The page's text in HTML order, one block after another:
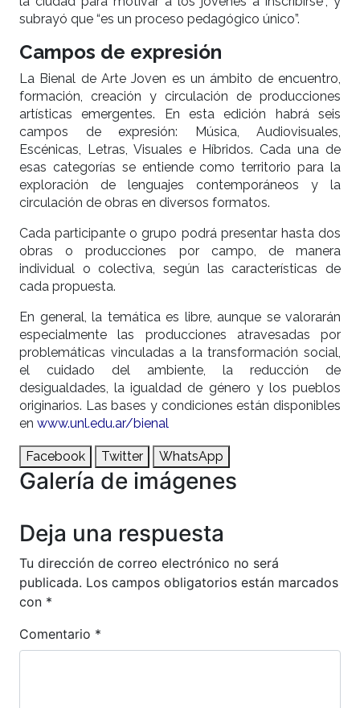
subrayó que “es un proceso pedagógico único”.
Campos de expresión
La Bienal de Arte Joven es un ámbito de encuentro,
formación, creación y circulación de producciones
artísticas emergentes. En esta edición habrá seis
campos de expresión: Música, Audiovisuales,
Escénicas, Letras, Visuales e Híbridos. Cada una de
esas categorías se entiende como territorio para la
exploración de lenguajes contemporáneos y la
circulación de obras en diversos formatos.
Cada participante o grupo podrá presentar hasta dos
obras o producciones por campo, de manera
individual o colectiva, según las características de
cada propuesta.
En general, la temática es libre, aunque se valorarán
especialmente las producciones atravesadas por
problemáticas vinculadas a la transformación social,
el cuidado del ambiente, la reducción de
desigualdades, la igualdad de género y los pueblos
originarios. Las bases y condiciones están disponibles
en www.unl.edu.ar/bienal
Facebook Twitter WhatsApp
Galería de imágenes
Deja una respuesta
Tu dirección de correo electrónico no será
publicada. Los campos obligatorios están marcados
con *
Comentario *